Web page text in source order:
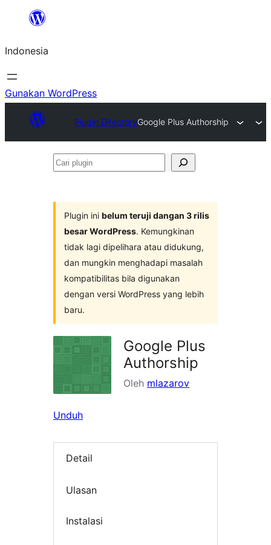
Lewati
konten
Indonesia
Gunakan WordPress
Plugin DirectoryGoogle Plus Authorship
Cari
Plugin ini belum teruji dangan 3 rilis
besar WordPress. Kemungkinan
tidak lagi dipelihara atau didukung,
dan mungkin menghadapi masalah
kompatibilitas bila digunakan
dengan versi WordPress yang lebih
baru.
Google Plus
Authorship
Oleh mlazarov
Unduh
Detail
Ulasan
Instalasi